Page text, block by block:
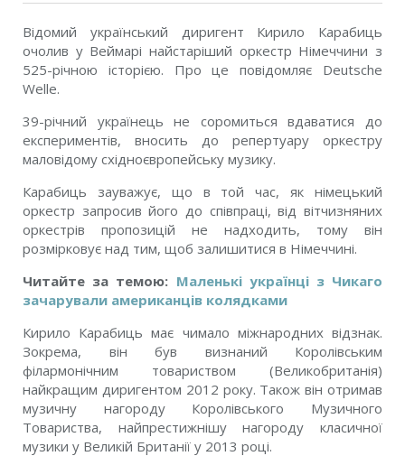
Відомий український диригент Кирило Карабиць
очолив у Веймарі найстаріший оркестр Німеччини з
525-річною історією. Про це повідомляє Deutsche
Welle.
39-річний українець не соромиться вдаватися до
експериментів, вносить до репертуару оркестру
маловідому східноєвропейську музику.
Карабиць зауважує, що в той час, як німецький
оркестр запросив його до співпраці, від вітчизняних
оркестрів пропозицій не надходить, тому він
розмірковує над тим, щоб залишитися в Німеччині.
Читайте за темою: Маленькі українці з Чикаго
зачарували американців колядками
Кирило Карабиць має чимало міжнародних відзнак.
Зокрема, він був визнаний Королівським
філармонічним товариством (Великобританія)
найкращим диригентом 2012 року. Також він отримав
музичну нагороду Королівського Музичного
Товариства, найпрестижнішу нагороду класичної
музики у Великій Британії у 2013 році.